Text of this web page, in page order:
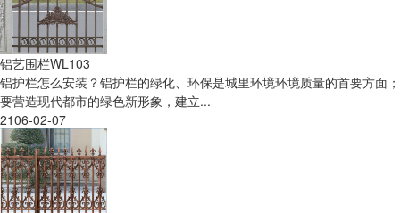
铝艺围栏WL103
铝护栏怎么安装？铝护栏的绿化、环保是城里环境环境质量的首要方面；
要营造现代都市的绿色新形象，建立...
2106-02-07